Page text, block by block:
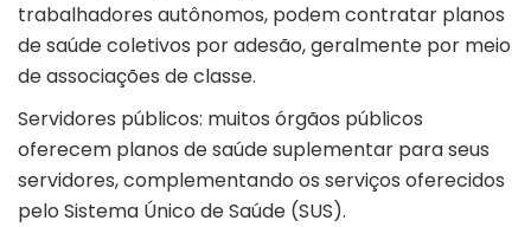
trabalhadores autônomos, podem contratar planos
de saúde coletivos por adesão, geralmente por meio
de associações de classe.
Servidores públicos: muitos órgãos públicos
oferecem planos de saúde suplementar para seus
servidores, complementando os serviços oferecidos
pelo Sistema Único de Saúde (SUS).